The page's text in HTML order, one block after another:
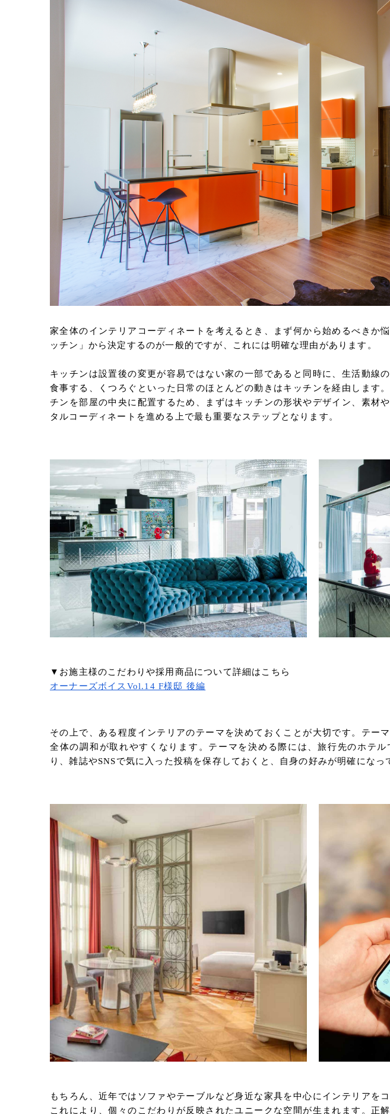
家全体のインテリアコーディネートを考えるとき、まず何から始めるべきか
ッチン」から決定するのが一般的ですが、これには明確な理由があります。
キッチンは設置後の変更が容易ではない家の一部であると同時に、生活動線
食事する、くつろぐといった日常のほとんどの動きはキッチンを経由します
チンを部屋の中央に配置するため、まずはキッチンの形状やデザイン、素材
タルコーディネートを進める上で最も重要なステップとなります。
▼お施主様のこだわりや採用商品について詳細はこちら
オーナーズボイスVol.14 F様邸 後編
その上で、ある程度インテリアのテーマを決めておくことが大切です。テー
全体の調和が取れやすくなります。テーマを決める際には、旅行先のホテ
り、雑誌やSNSで気に入った投稿を保存しておくと、自身の好みが明確になっ
もちろん、近年ではソファやテーブルなど身近な家具を中心にインテリアを
これにより、個々のこだわりが反映されたユニークな空間が生まれます。正